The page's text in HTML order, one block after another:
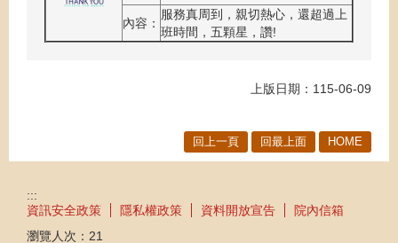
內容：
服務真周到，親切熱心，還超過上
班時間，五顆星，讚!
上版日期：115-06-09
回上一頁 回最上面 HOME
:::
資訊安全政策
隱私權政策 資料開放宣告
院內信箱
瀏覽人次： 21